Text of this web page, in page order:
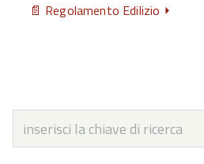
Regolamento Edilizio